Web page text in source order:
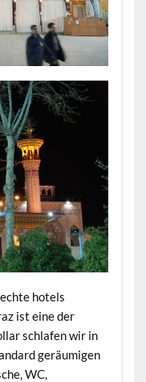
hotels
ist eine der
schlafen wir in
geräumigen
WC,